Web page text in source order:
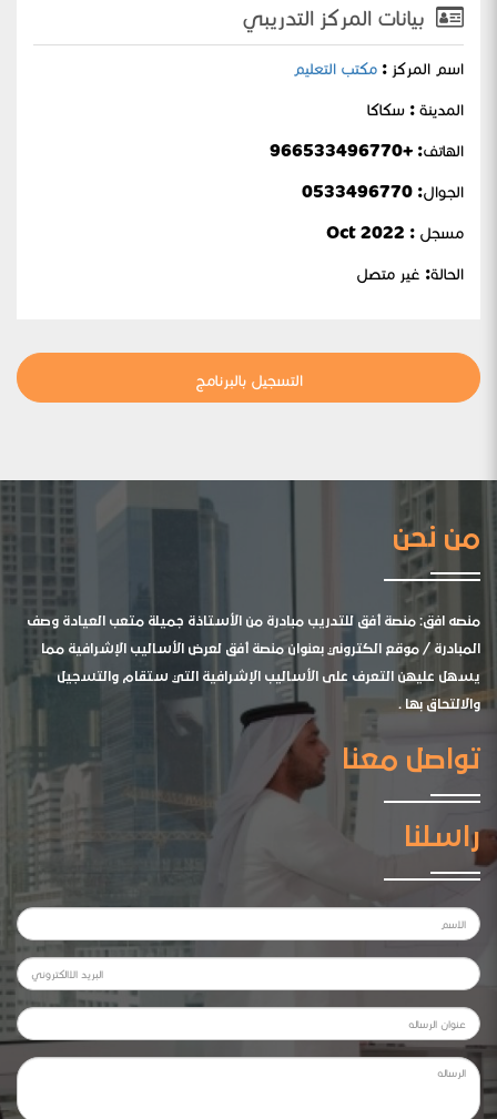
بيانات المركز التدريبي
اسم المركز : مكتب التعليم
المدينة : سكاكا
الهاتف: +966533496770
الجوال:
مسجل : Oct 2022
الحالة: غير متصل
التسجيل بالبرنامج
من نحن
منصه افق: منصة أفق للتدريب مبادرة من الأستاذة جميلة متعب العيادة وصف
المبادرة / موقع الكتروني بعنوان منصة أفق لعرض الأساليب الإشرافية مما
يسهل عليهن التعرف على الأساليب الإشرافية التي ستقام والتسجيل
والالتحاق بها .
تواصل معنا
راسلنا